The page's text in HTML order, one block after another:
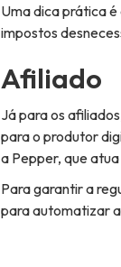
Uma dica prática
impostos
Afiliado
Já para os
para o produtor
a Pepper, que
Para garantir a
para automatizar